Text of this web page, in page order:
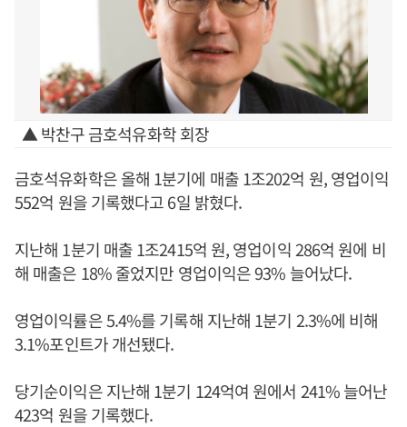
▲ 박찬구 금호석유화학 회장
금호석유화학은 올해 1분기에 매출 1조202억 원, 영업이익
552억 원을 기록했다고 6일 밝혔다.
지난해 1분기 매출 1조2415억 원, 영업이익 286억 원에 비
해 매출은 18% 줄었지만 영업이익은 93% 늘어났다.
영업이익률은 5.4%를 기록해 지난해 1분기 2.3%에 비해
3.1%포인트가 개선됐다.
당기순이익은 지난해 1분기 124억여 원에서 241% 늘어난
423억 원을 기록했다.